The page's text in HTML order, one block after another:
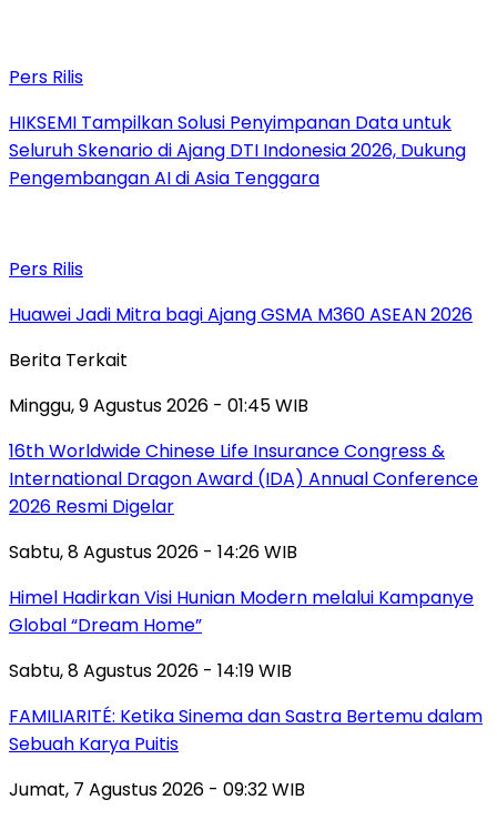
Pers Rilis
HIKSEMI Tampilkan Solusi Penyimpanan Data untuk
Seluruh Skenario di Ajang DTI Indonesia 2026, Dukung
Pengembangan AI di Asia Tenggara
Pers Rilis
Huawei Jadi Mitra bagi Ajang GSMA M360 ASEAN 2026
Berita Terkait
Minggu, 9 Agustus 2026 - 01:45 WIB
16th Worldwide Chinese Life Insurance Congress &
International Dragon Award (IDA) Annual Conference
2026 Resmi Digelar
Sabtu, 8 Agustus 2026 - 14:26 WIB
Himel Hadirkan Visi Hunian Modern melalui Kampanye
Global “Dream Home”
Sabtu, 8 Agustus 2026 - 14:19 WIB
FAMILIARITÉ: Ketika Sinema dan Sastra Bertemu dalam
Sebuah Karya Puitis
Jumat, 7 Agustus 2026 - 09:32 WIB